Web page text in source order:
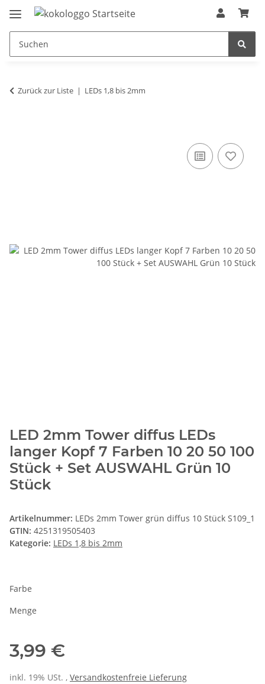
Zurück zur Liste LEDs 1,8 bis 2mm
LED 2mm Tower diffus LEDs
langer Kopf 7 Farben 10 20 50 100
Stück + Set AUSWAHL Grün 10
Stück
Artikelnummer: LEDs 2mm Tower grün diffus 10 Stück S109_1
GTIN: 4251319505403
Kategorie: LEDs 1,8 bis 2mm
Farbe
Menge
3,99 €
inkl. 19% USt. , Versandkostenfreie Lieferung